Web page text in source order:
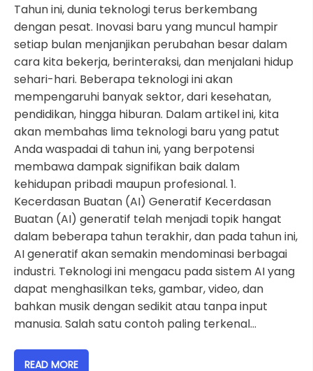
Tahun ini, dunia teknologi terus berkembang
dengan pesat. Inovasi baru yang muncul hampir
setiap bulan menjanjikan perubahan besar dalam
cara kita bekerja, berinteraksi, dan menjalani hidup
sehari-hari. Beberapa teknologi ini akan
mempengaruhi banyak sektor, dari kesehatan,
pendidikan, hingga hiburan. Dalam artikel ini, kita
akan membahas lima teknologi baru yang patut
Anda waspadai di tahun ini, yang berpotensi
membawa dampak signifikan baik dalam
kehidupan pribadi maupun profesional. 1.
Kecerdasan Buatan (AI) Generatif Kecerdasan
Buatan (AI) generatif telah menjadi topik hangat
dalam beberapa tahun terakhir, dan pada tahun ini,
AI generatif akan semakin mendominasi berbagai
industri. Teknologi ini mengacu pada sistem AI yang
dapat menghasilkan teks, gambar, video, dan
bahkan musik dengan sedikit atau tanpa input
manusia. Salah satu contoh paling terkenal…
READ MORE